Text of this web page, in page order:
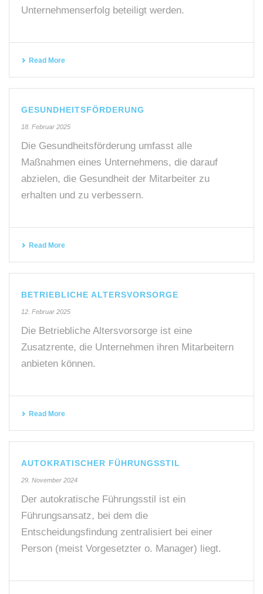
Unternehmenserfolg beteiligt werden.
Read More
GESUNDHEITSFÖRDERUNG
18. Februar 2025
Die Gesundheitsförderung umfasst alle
Maßnahmen eines Unternehmens, die darauf
abzielen, die Gesundheit der Mitarbeiter zu
erhalten und zu verbessern.
Read More
BETRIEBLICHE ALTERSVORSORGE
12. Februar 2025
Die Betriebliche Altersvorsorge ist eine
Zusatzrente, die Unternehmen ihren Mitarbeitern
anbieten können.
Read More
AUTOKRATISCHER FÜHRUNGSSTIL
29. November 2024
Der autokratische Führungsstil ist ein
Führungsansatz, bei dem die
Entscheidungsfindung zentralisiert bei einer
Person (meist Vorgesetzter o. Manager) liegt.